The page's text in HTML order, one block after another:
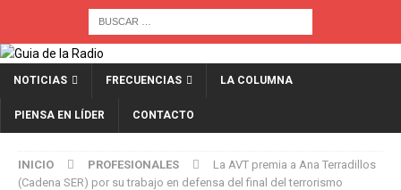
NOTICIAS FRECUENCIAS LA COLUMNA
PIENSA EN LÍDER CONTACTO
INICIO PROFESIONALES
La AVT premia a Ana Terradillos
(Cadena SER) por su trabajo en defensa del final del terrorismo